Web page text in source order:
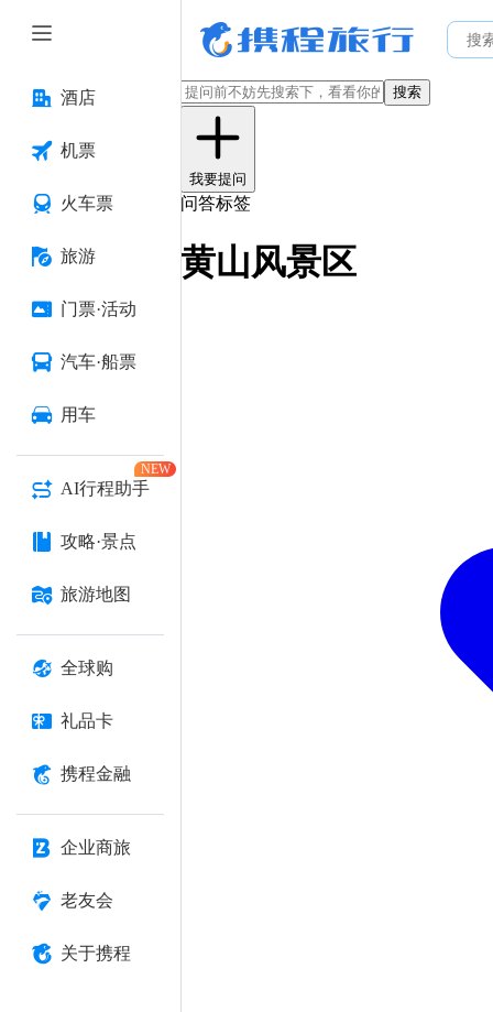
酒店
机票
火车票
旅游
门票·活动
汽车·船票
用车
AI行程助手
NEW
攻略·景点
旅游地图
全球购
礼品卡
携程金融
企业商旅
老友会
关于携程
搜索
我要提问
问答标签
黄山风景区